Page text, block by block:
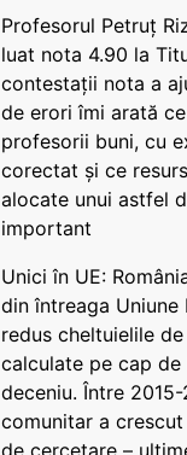
Profesorul Petruț
luat nota 4.90 la
contestații nota a
de erori îmi arată
profesorii buni, cu
corectat și ce
alocate unui astfel
important
Unici în UE:
din întreaga Uniune
redus cheltuielile
calculate pe cap
deceniu. Între
comunitar a
de cercetare –